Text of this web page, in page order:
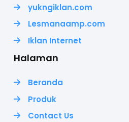
yukngiklan.com
Lesmanaamp.com
Iklan Internet
Halaman
Beranda
Produk
Contact Us